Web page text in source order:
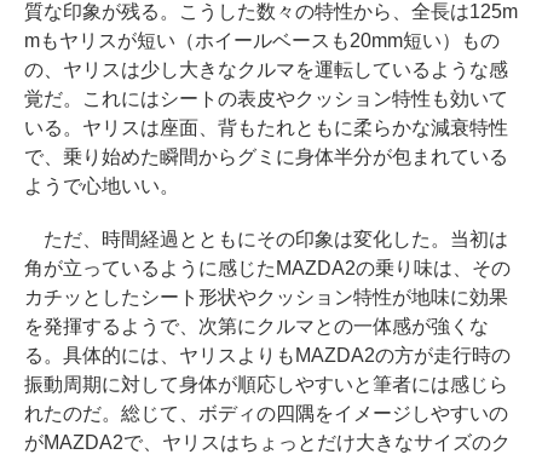
質な印象が残る。こうした数々の特性から、全長は125m
mもヤリスが短い（ホイールベースも20mm短い）もの
の、ヤリスは少し大きなクルマを運転しているような感
覚だ。これにはシートの表皮やクッション特性も効いて
いる。ヤリスは座面、背もたれともに柔らかな減衰特性
で、乗り始めた瞬間からグミに身体半分が包まれている
ようで心地いい。
ただ、時間経過とともにその印象は変化した。当初は
角が立っているように感じたMAZDA2の乗り味は、その
カチッとしたシート形状やクッション特性が地味に効果
を発揮するようで、次第にクルマとの一体感が強くな
る。具体的には、ヤリスよりもMAZDA2の方が走行時の
振動周期に対して身体が順応しやすいと筆者には感じら
れたのだ。総じて、ボディの四隅をイメージしやすいの
がMAZDA2で、ヤリスはちょっとだけ大きなサイズのク